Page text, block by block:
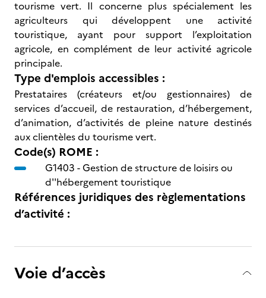
tourisme vert. Il concerne plus spécialement les
agriculteurs qui développent une activité
touristique, ayant pour support l’exploitation
agricole, en complément de leur activité agricole
principale.
Type d'emplois accessibles :
Prestataires (créateurs et/ou gestionnaires) de
services d’accueil, de restauration, d’hébergement,
d’animation, d’activités de pleine nature destinés
aux clientèles du tourisme vert.
Code(s) ROME :
G1403 -Gestion de structure de loisirs ou
d''hébergement touristique
Références juridiques des règlementations
d’activité :
Voie d’accès